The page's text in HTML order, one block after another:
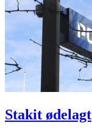
Stakit ødelagt